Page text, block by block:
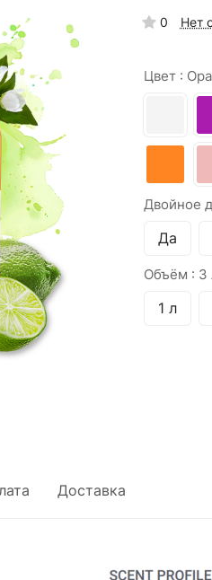
0 Нет
Цвет :
Двойное
Да
Объём : 3
1 л
Доставка